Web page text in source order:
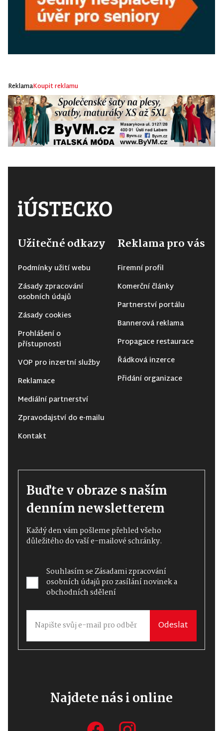
ReklamaKoupit reklamu
Užitečné odkazy
Podmínky užití webu
Zásady zpracování
osobních údajů
Zásady cookies
Prohlášení o
přístupnosti
VOP pro inzertní služby
Reklamace
Mediální partnerství
Zpravodajství do e-mailu
Kontakt
Reklama pro vás
Firemní profil
Komerční články
Partnerství portálu
Bannerová reklama
Propagace restaurace
Řádková inzerce
Přidání organizace
Buďte v obraze s naším
denním newsletterem
Každý den vám pošleme přehled všeho
důležitého do vaší e-mailové schránky.
Souhlasím seZásadami zpracování
osobních údajůpro zasílání novinek a
obchodních sdělení
Odeslat
Najdete nás i online